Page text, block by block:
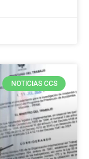
NOTICIAS CCS